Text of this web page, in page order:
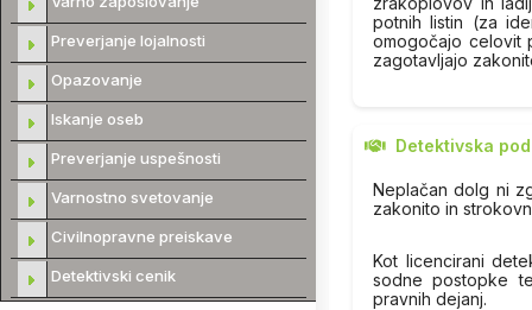
Preverjanje lojalnosti
Opazovanje
Iskanje oseb
Preverjanje uspešnosti
Varnostno svetovanje
Civilnopravne preiskave
Detektivski cenik
potnih listin (za
omogočajo celovit
zagotavljajo
Detektivska
Neplačan dolg ni
zakonito in
Kot licencirani
sodne postopke
pravnih dejanj.